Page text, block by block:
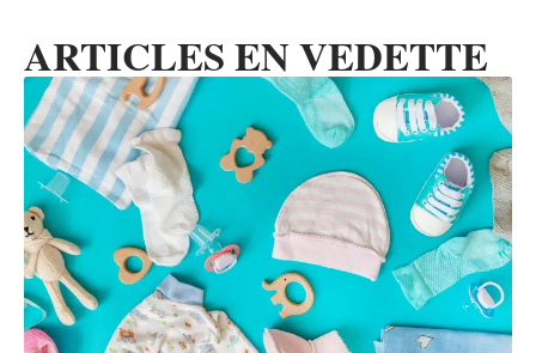
ARTICLES EN VEDETTE